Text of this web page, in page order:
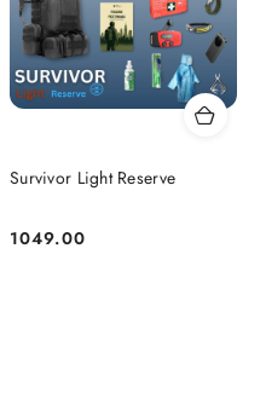
Survivor Light Reserve
Cena:
1049.00